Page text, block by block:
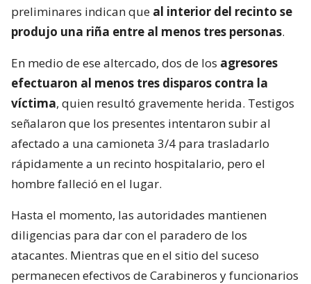
preliminares indican que al interior del recinto se
produjo una riña entre al menos tres personas.
En medio de ese altercado, dos de los agresores
efectuaron al menos tres disparos contra la
víctima, quien resultó gravemente herida. Testigos
señalaron que los presentes intentaron subir al
afectado a una camioneta 3/4 para trasladarlo
rápidamente a un recinto hospitalario, pero el
hombre falleció en el lugar.
Hasta el momento, las autoridades mantienen
diligencias para dar con el paradero de los
atacantes. Mientras que en el sitio del suceso
permanecen efectivos de Carabineros y funcionarios